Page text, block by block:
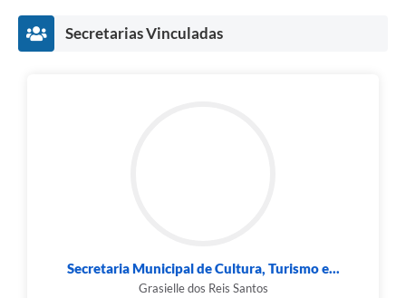
Secretarias Vinculadas
Secretaria Municipal de Cultura, Turismo e...
Grasielle dos Reis Santos